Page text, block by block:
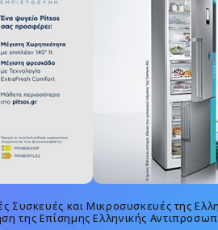
Συσκευές και Μικροσυσκευές της
της Επίσημης Ελληνικής